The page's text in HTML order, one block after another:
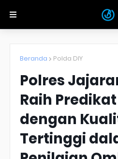
Beranda Polda DIY
Polres
Raih
dengan
Tertinggi